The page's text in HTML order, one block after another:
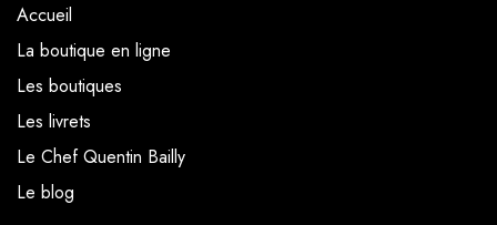
Accueil
La boutique en ligne
Les boutiques
Les livrets
Le Chef Quentin Bailly
Le blog